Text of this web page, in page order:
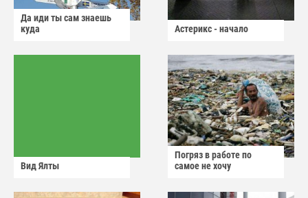
Да иди ты сам знаешь
куда
Астерикс - начало
Вид Ялты
Погряз в работе по
самое не хочу